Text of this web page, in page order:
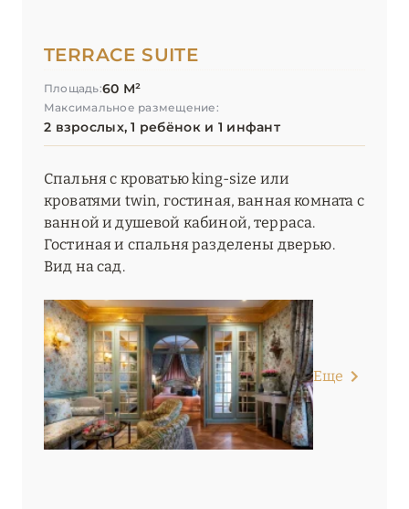
TERRACE SUITE
Площадь:60 М²
Максимальное размещение:
2 взрослых, 1 ребёнок и 1 инфант
Спальня с кроватью king-size или
кроватями twin, гостиная, ванная комната с
ванной и душевой кабиной, терраса.
Гостиная и спальня разделены дверью.
Вид на сад.
Еще